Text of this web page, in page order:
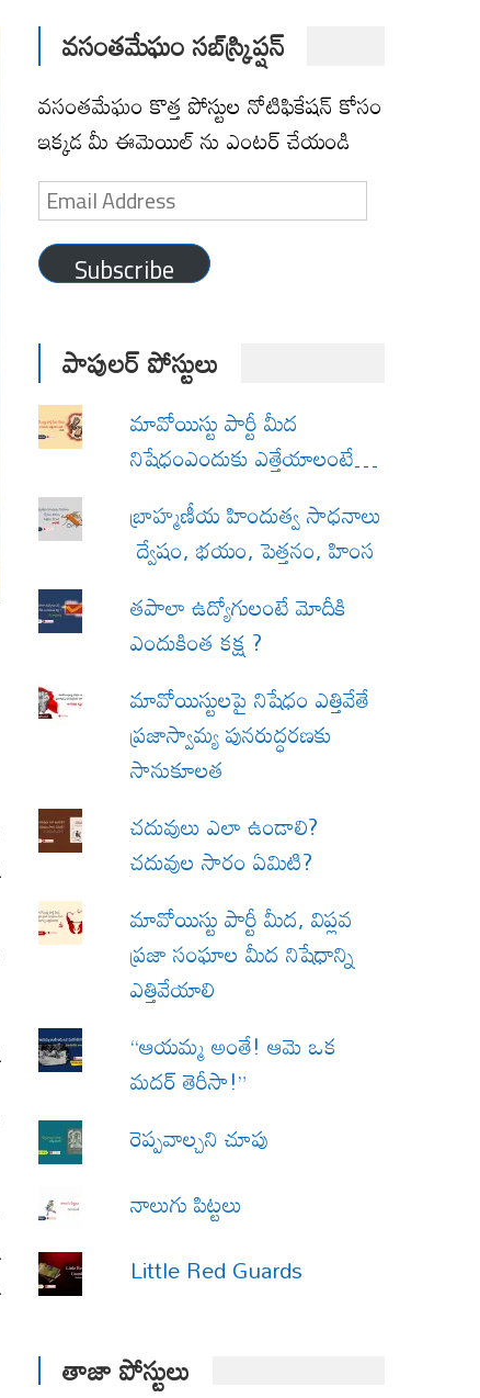
వసంతమేఘం సబ్‌స్క్రిప్షన్
వసంతమేఘం కొత్త పోస్టుల నోటిఫికేషన్ కోసం
ఇక్కడ మీ ఈమెయిల్ ను ఎంటర్ చేయండి
Email
Address
Subscribe
పాపులర్ పోస్టులు
మావోయిస్టు పార్టీ మీద
నిషేధంఎందుకు ఎత్తేయాలంటే…
బ్రాహ్మణీయ హిందుత్వ సాధనాలు
ద్వేషం, భయం, పెత్తనం, హింస
త‌పాలా ఉద్యోగులంటే మోదీకి
ఎందుకింత కక్ష ?
మావోయిస్టులపై నిషేధం ఎత్తివేతే
ప్రజాస్వామ్య పునరుద్ధరణకు
సానుకూలత
చదువులు ఎలా ఉండాలి?
చదువుల సారం ఏమిటి?
మావోయిస్టు పార్టీ మీద, విప్లవ
ప్రజా సంఘాల మీద నిషేధాన్ని
ఎత్తివేయాలి
“ఆయమ్మ అంతే! ఆమె ఒక
మదర్ తెరీసా!”
రెప్పవాల్చని చూపు
నాలుగు పిట్టలు
Little Red Guards
తాజా పోస్టులు